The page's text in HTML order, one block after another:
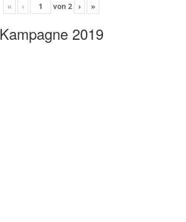
« ‹ von 2 › »
Kampagne 2019